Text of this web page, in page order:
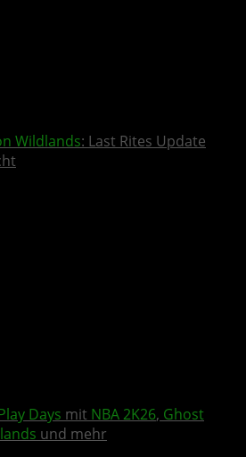
Wildlands: Last Rites Update
Days mit NBA 2K26, Ghost
und mehr